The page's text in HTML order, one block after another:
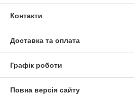
Контакти
Доставка та оплата
Графік роботи
Повна версія сайту